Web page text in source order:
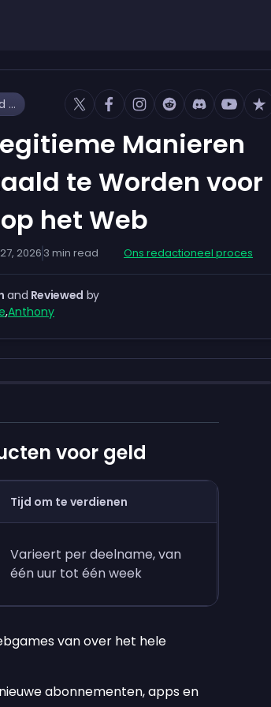
Top 5 Legitieme Manieren om Betaald te Worden voor Surfen op het Web
Manieren
te Worden voor
het Web
2026 3 min read Ons redactioneel proces
and Reviewed by
,Anthony
voor geld
Tijd om te verdienen
Varieert per deelname, van
één uur tot één week
van over het hele
abonnementen, apps en